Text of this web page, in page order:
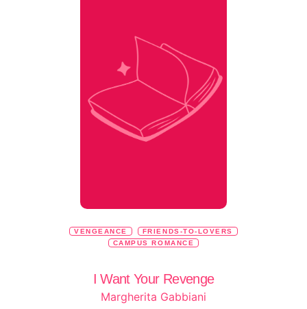
VENGEANCE
FRIENDS-TO-LOVERS
CAMPUS ROMANCE
I Want Your Revenge
Margherita Gabbiani